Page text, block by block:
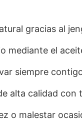
gracias al
mediante el
siempre
alta calidad con
o malestar